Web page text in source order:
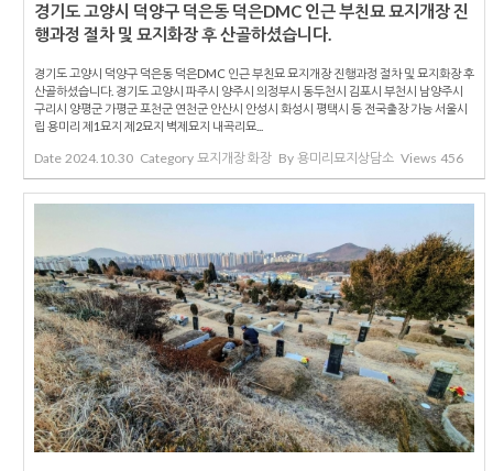
경기도 고양시 덕양구 덕은동 덕은DMC 인근 부친묘 묘지개장 진
행과정 절차 및 묘지화장 후 산골하셨습니다.
경기도 고양시 덕양구 덕은동 덕은DMC 인근 부친묘 묘지개장 진행과정 절차 및 묘지화장 후
산골하셨습니다. 경기도 고양시 파주시 양주시 의정부시 동두천시 김포시 부천시 남양주시
구리시 양평군 가평군 포천군 연천군 안산시 안성시 화성시 평택시 등 전국출장 가능 서울시
립 용미리 제1묘지 제2묘지 벽제묘지 내곡리묘...
Date 2024.10.30 Category 묘지개장 화장 By 용미리묘지상담소 Views 456